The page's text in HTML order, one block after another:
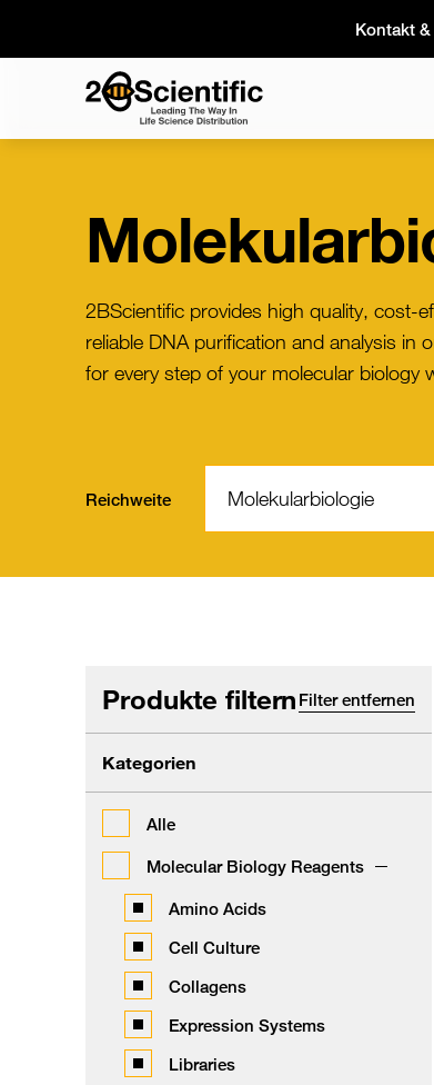
Home
Kontakt
2BScientific provides high quality, cost-
reliable DNA purification and analysis in
for every step of your molecular biology
Reichweite
Produkte filtern Filter entfernen
Kategorien
Alle
Molecular Biology Reagents
Amino Acids
Cell Culture
Collagens
Expression Systems
Libraries